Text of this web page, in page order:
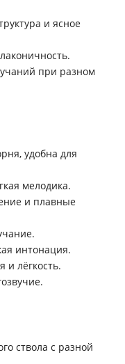
и ясное
при разном
удобна для
мелодика.
и плавные
интонация.
и лёгкость.
ствола с разной